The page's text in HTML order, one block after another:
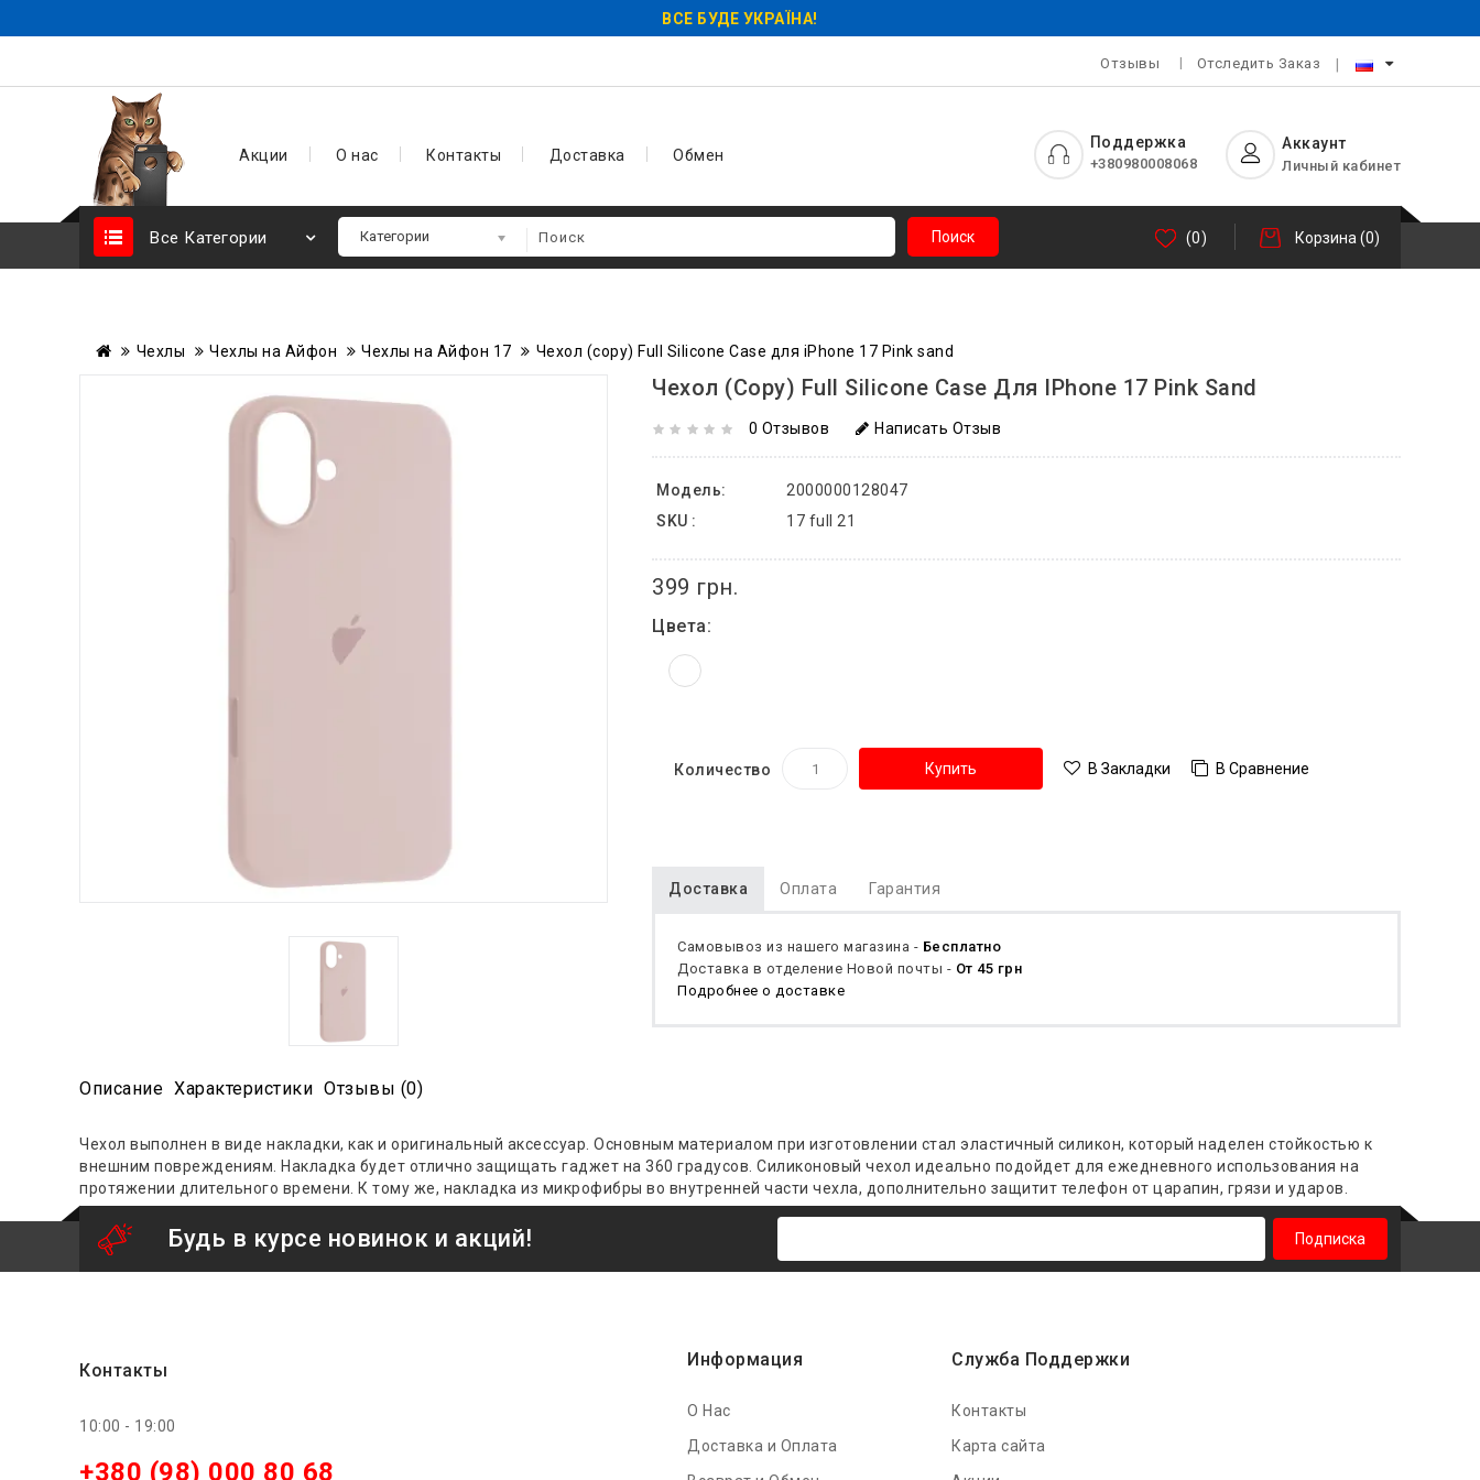
ВСЕ БУДЕ УКРАЇНА!
Отзывы Отследить Заказ
Акции О нас Контакты Доставка Обмен
Аккаунт
Личный кабинет
Поддержка
+380980008068
Все Категории Поиск (0) Корзина(0)
Чехлы Чехлы на Айфон Чехлы на Айфон 17 Чехол (copy) Full Silicone Case для iPhone 17 Pink sand
Чехол (copy) Full Silicone Case Для IPhone 17 Pink Sand
0 Отзывов Написать Отзыв
Модель:
2000000128047
SKU :
17 full 21
399 грн.
Цвета:
Количество Купить В Закладки В Сравнение
Доставка Оплата Гарантия
Самовывоз из нашего магазина - Бесплатно
Доставка в отделение Новой почты - От 45 грн
Подробнее о доставке
Описание Характеристики Отзывы (0)
Чехол выполнен в виде накладки, как и оригинальный аксессуар. Основным материалом при изготовлении стал эластичный силикон, который наделен стойкостью к
внешним повреждениям. Накладка будет отлично защищать гаджет на 360 градусов. Силиконовый чехол идеально подойдет для ежедневного использования на
протяжении длительного времени. К тому же, накладка из микрофибры во внутренней части чехла, дополнительно защитит телефон от царапин, грязи и ударов.
Будь в курсе новинок и акций! Подписка
Контакты
10:00 - 19:00
+380 (98) 000 80 68
Информация
О Нас
Доставка и Оплата
Служба Поддержки
Контакты
Карта сайта